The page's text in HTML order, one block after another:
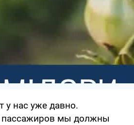
у нас уже давно.
пассажиров мы должны